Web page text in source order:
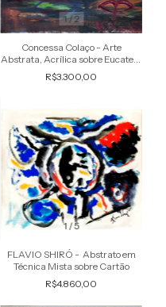
1/2
Concessa Colaço - Arte
Abstrata, Acrílica sobre Eucatex,
Assinada
R$3.300,00
1 /5
FLAVIO SHIRÓ - Abstrato em
Técnica Mista sobre Cartão
R$4.860,00